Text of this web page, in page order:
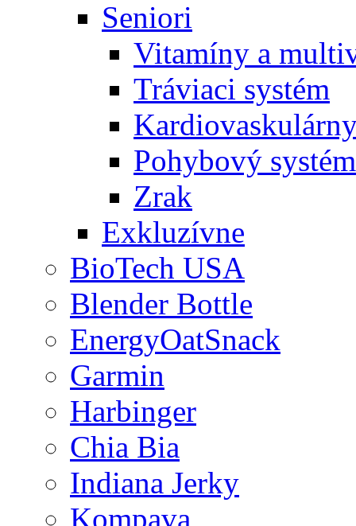
Seniori
Vitamíny a
Tráviaci systém
Pohybový systém
Zrak
Exkluzívne
BioTech USA
Blender Bottle
EnergyOatSnack
Garmin
Harbinger
Chia Bia
Indiana Jerky
Kompava